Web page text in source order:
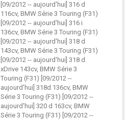
[09/2012 -- aujourd'hui] 316 d
116cv, BMW Série 3 Touring (F31)
[09/2012 -- aujourd'hui] 316 i
136cv, BMW Série 3 Touring (F31)
[09/2012 -- aujourd'hui] 318 d
143cv, BMW Série 3 Touring (F31)
[09/2012 -- aujourd'hui] 318 d
xDrive 143cv, BMW Série 3
Touring (F31) [09/2012 --
aujourd'hui] 318d 136cv, BMW
Série 3 Touring (F31) [09/2012 --
aujourd'hui] 320 d 163cv, BMW
Série 3 Touring (F31) [09/2012 --